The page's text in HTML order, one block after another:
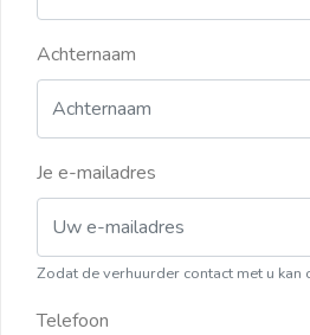
Achternaam
Je e-mailadres
Zodat de verhuurder contact met u kan
Telefoon